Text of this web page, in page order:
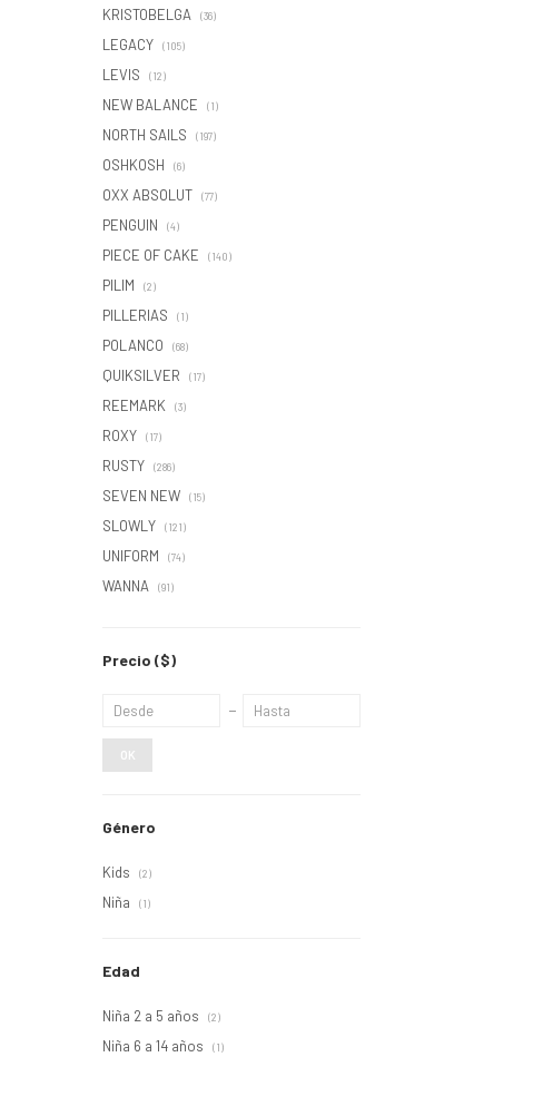
KRISTOBELGA (36)
LEGACY (105)
LEVIS (12)
NEW BALANCE (1)
NORTH SAILS (197)
OSHKOSH (6)
OXX ABSOLUT (77)
PENGUIN (4)
PIECE OF CAKE (140)
PILIM (2)
PILLERIAS (1)
POLANCO (68)
QUIKSILVER (17)
REEMARK (3)
ROXY (17)
RUSTY (286)
SEVEN NEW (15)
SLOWLY (121)
UNIFORM (74)
WANNA (91)
Precio ($)
OK
Género
Kids (2)
Niña (1)
Edad
Niña 2 a 5 años (2)
Niña 6 a 14 años (1)